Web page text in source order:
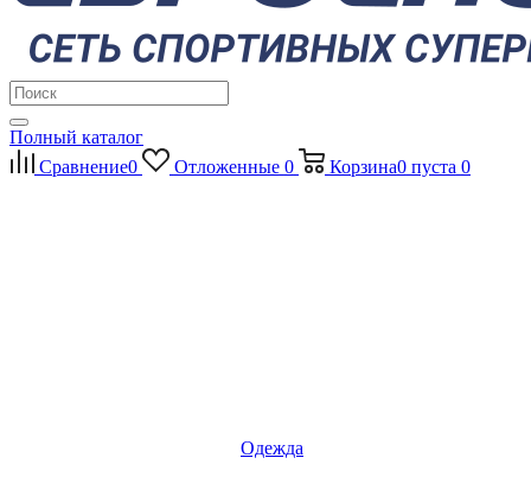
Полный каталог
Сравнение0 Отложенные 0 Корзина0 пуста 0
Одежда